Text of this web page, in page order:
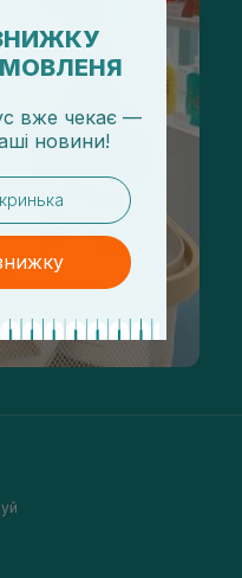
вже чекає —
новини!